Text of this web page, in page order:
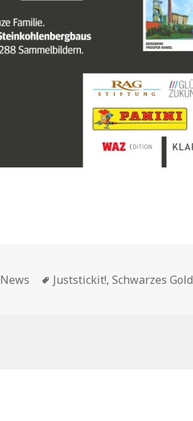
Kategorien
News Schlagwörter
Juststickit!,Schwarzes Gold